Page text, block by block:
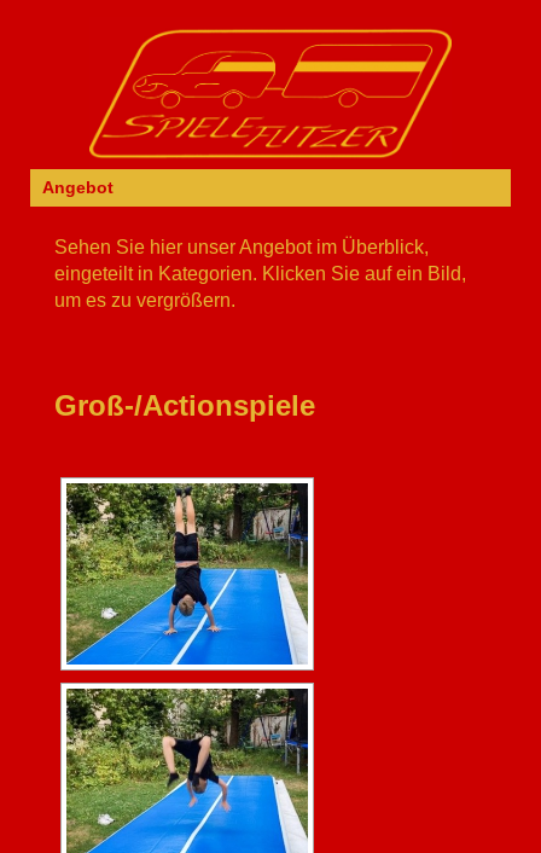
Angebot
Sehen Sie hier unser Angebot im Überblick,
eingeteilt in Kategorien. Klicken Sie auf ein Bild,
um es zu vergrößern.
Groß-/Actionspiele